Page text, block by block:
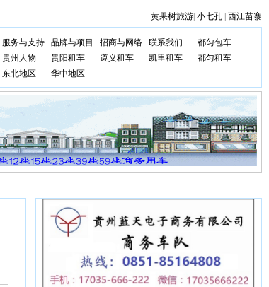
黄果树旅游| 小七孔| 西江苗寨
服务与支持 品牌与项目 招商与网络 联系我们
都匀包车
贵州人物 贵阳租车 遵义租车 凯里租车
都匀租车
东北地区 华中地区